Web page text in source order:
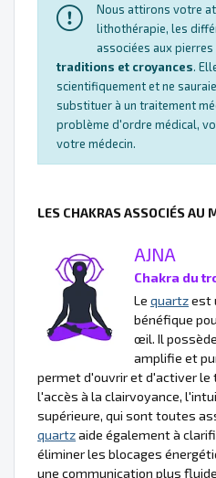
Nous attirons votre
lithothérapie, les
associées aux
traditions et croyances.
scientifiquement et ne
substituer à un traitement
problème d'ordre médical,
votre médecin.
LES CHAKRAS ASSOCIÉS AU
AJNA
Chakra du
Le quartzest
bénéfique
œil. Il
amplifie et
permet d'ouvrir et d'activer
l'accès à la clairvoyance,
supérieure, qui sont toutes
quartzaide également à
éliminer les blocages
une communication plus